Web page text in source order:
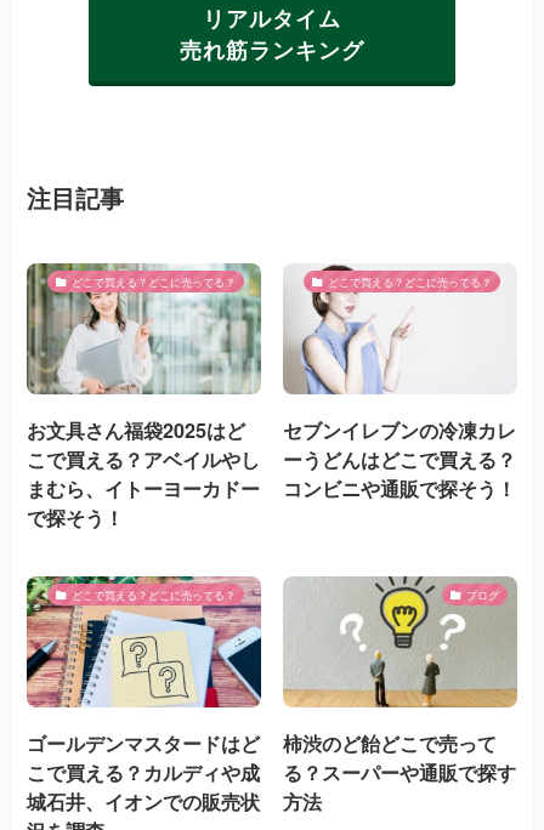
リアルタイム
売れ筋ランキング
注目記事
どこで買える？どこに売ってる？
お文具さん福袋2025はど
こで買える？アベイルやし
まむら、イトーヨーカドー
で探そう！
どこで買える？どこに売ってる？
セブンイレブンの冷凍カレ
ーうどんはどこで買える？
コンビニや通販で探そう！
どこで買える？どこに売ってる？
ゴールデンマスタードはど
こで買える？カルディや成
城石井、イオンでの販売状
ブログ
柿渋のど飴どこで売って
る？スーパーや通販で探す
方法